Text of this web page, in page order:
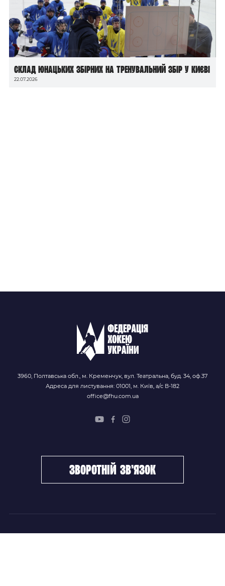
Склад юнацьких збірних на тренувальний збір у Києві
22.07.2026
3960, Полтавська обл., м. Кременчук, вул. Театральна, буд. 34, оф.37
Адреса для листування: 01001, м. Київ, а/с В-182
office@fhu.com.ua
зворотній зв’язок